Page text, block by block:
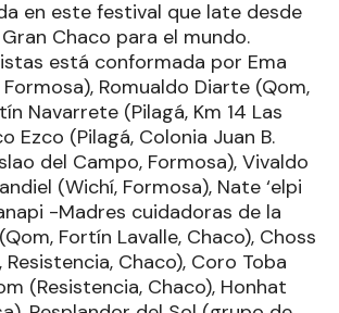
en este festival que late desde
Chaco para el mundo.
está conformada por Ema
Romualdo Diarte (Qom,
Navarrete (Pilagá, Km 14 Las
Ezco (Pilagá, Colonia Juan B.
del Campo, Formosa), Vivaldo
(Wichí, Formosa), Nate ‘elpi
-Madres cuidadoras de la
Fortín Lavalle, Chaco), Choss
Resistencia, Chaco), Coro Toba
(Resistencia, Chaco), Honhat